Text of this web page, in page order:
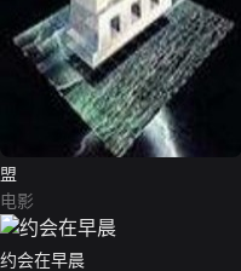
盟
电影
约会在早晨